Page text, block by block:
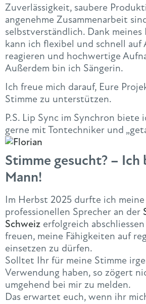
Zuverlässigkeit, saubere
angenehme Zusammenarbeit
selbstverständlich. Dank
kann ich flexibel und schnell auf
reagieren und hochwertige
Außerdem bin ich Sängerin.
Ich freue mich darauf, Eure
Stimme zu unterstützen.
P.S. Lip Sync im Synchron biete
gerne mit Tontechniker und
Stimme gesucht? – Ich
Mann!
Im Herbst 2025 durfte ich
professionellen Sprecher an der
Schweiz erfolgreich
freuen, meine Fähigkeiten auf
einsetzen zu dürfen.
Solltet Ihr für meine Stimme
Verwendung haben, so zögert
umgehend bei mir zu melden.
Das erwartet euch, wenn ihr